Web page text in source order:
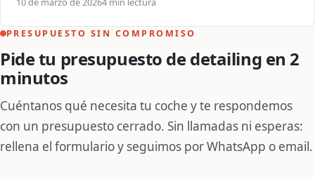
PRESUPUESTO SIN COMPROMISO
Pide tu presupuesto de detailing en 2
minutos
Cuéntanos qué necesita tu coche y te respondemos
con un presupuesto cerrado. Sin llamadas ni esperas:
rellena el formulario y seguimos por WhatsApp o email.